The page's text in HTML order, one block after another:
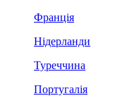
Франція
Нідерланди
Туреччина
Португалія